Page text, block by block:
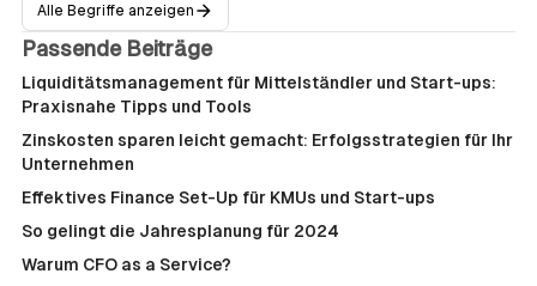
Alle Begriffe anzeigen
Passende Beiträge
Liquiditätsmanagement für Mittelständler und Start-ups:
Praxisnahe Tipps und Tools
Zinskosten sparen leicht gemacht: Erfolgsstrategien für Ihr
Unternehmen
Effektives Finance Set-Up für KMUs und Start-ups
So gelingt die Jahresplanung für 2024
Warum CFO as a Service?